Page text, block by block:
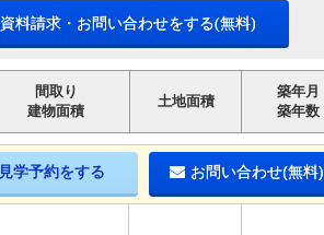
資料請求・お問い合わせをする(無料)
間取り
建物面積
土地面積
築年月
築年数
見学予約をする お問い合わせ(無料)